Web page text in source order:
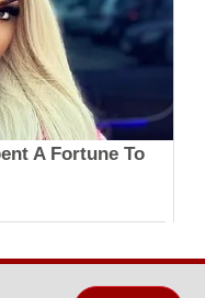
A Fortune To